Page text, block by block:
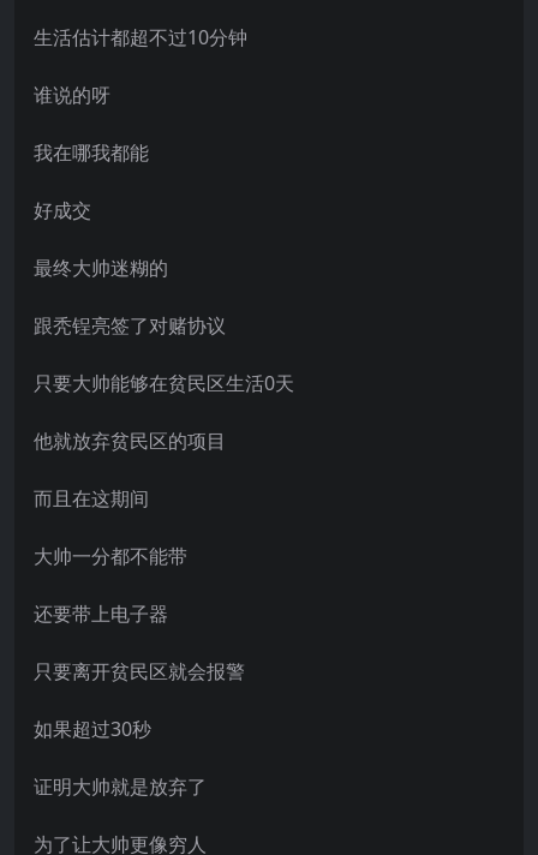
生活估计都超不过10分钟
谁说的呀
我在哪我都能
好成交
最终大帅迷糊的
跟秃锃亮签了对赌协议
只要大帅能够在贫民区生活0天
他就放弃贫民区的项目
而且在这期间
大帅一分都不能带
还要带上电子器
只要离开贫民区就会报警
如果超过30秒
证明大帅就是放弃了
为了让大帅更像穷人